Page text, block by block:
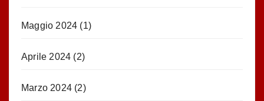
Maggio 2024 (1)
Aprile 2024 (2)
Marzo 2024 (2)